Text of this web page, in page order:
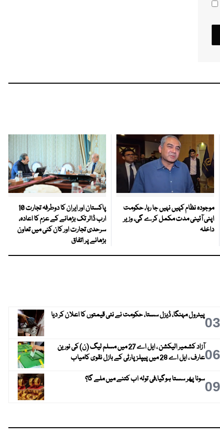
موجودہ نظام کہیں نہیں جا رہا، حکومت
اپنی آئینی مدت مکمل کرے گی، وزیر
داخلہ
پاکستان اور ایران کا دوطرفہ تجارت 10
ارب ڈالر تک بڑھانے کے عزم کا اعادہ،
سرحدی تجارت اور کان کنی میں تعاون
بڑھانے پر اتفاق
03پیٹرول مہنگا، ڈیزل سستا، حکومت نے نئی قیمتوں کا اعلان کر دیا
06
آزاد کشمیر الیکشن ، ایل اے 27 میں مسلم لیگ (ن) کی نورین
عارف ، ایل اے 28 میں پیپلز پارٹی کے بازل نقوی کامیاب
09سونا پھر سستا ہوگیا،فی تولہ اب کتنے میں ملے گا؟